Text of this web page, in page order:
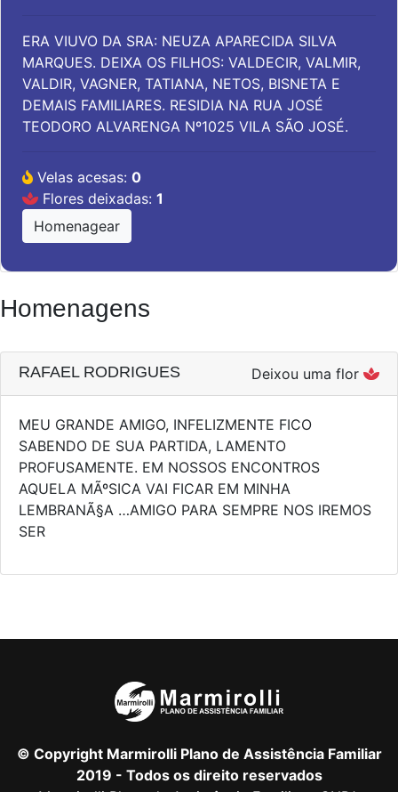
ERA VIUVO DA SRA: NEUZA APARECIDA SILVA
MARQUES. DEIXA OS FILHOS: VALDECIR, VALMIR,
VALDIR, VAGNER, TATIANA, NETOS, BISNETA E
DEMAIS FAMILIARES. RESIDIA NA RUA JOSÉ
TEODORO ALVARENGA Nº1025 VILA SÃO JOSÉ.
Velas acesas: 0
Flores deixadas: 1
Homenagear
Homenagens
RAFAEL RODRIGUES Deixou uma flor
MEU GRANDE AMIGO, INFELIZMENTE FICO
SABENDO DE SUA PARTIDA, LAMENTO
PROFUSAMENTE. EM NOSSOS ENCONTROS
AQUELA MÃºSICA VAI FICAR EM MINHA
LEMBRANÃ§A …AMIGO PARA SEMPRE NOS IREMOS
SER
© Copyright Marmirolli Plano de Assistência Familiar
2019 - Todos os direito reservados